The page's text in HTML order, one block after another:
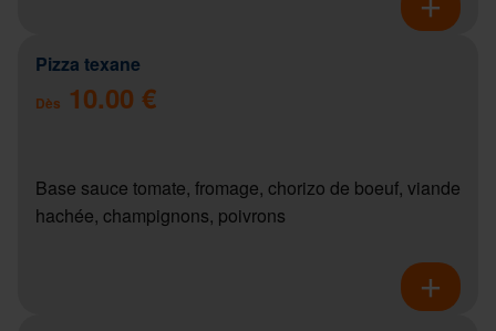
Pizza texane
Dès 10.00 €
Base sauce tomate, fromage, chorizo de boeuf, viande
hachée, champignons, poivrons